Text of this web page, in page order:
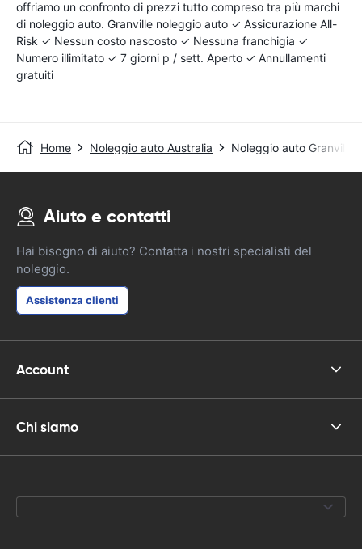
offriamo un confronto di prezzi tutto compreso tra più marchi
di noleggio auto. Granville noleggio auto ✓ Assicurazione All-
Risk ✓ Nessun costo nascosto ✓ Nessuna franchigia ✓
Numero illimitato ✓ 7 giorni p / sett. Aperto ✓ Annullamenti
gratuiti
Home Noleggio auto Australia Noleggio auto Granville
Aiuto e contatti
Hai bisogno di aiuto? Contatta i nostri specialisti del
noleggio.
Assistenza clienti
Account
Chi siamo